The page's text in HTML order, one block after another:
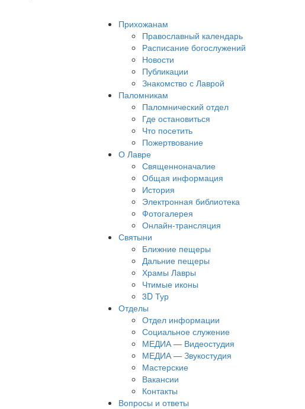
Прихожанам
Православный календарь
Расписание богослужений
Новости
Публикации
Знакомство с Лаврой
Паломникам
Паломнический отдел
Где остановиться
Что посетить
Пожертвование
О Лавре
Священноначалие
Общая информация
История
Электронная библиотека
Фотогалерея
Онлайн-трансляция
Святыни
Ближние пещеры
Дальние пещеры
Храмы Лавры
Чтимые иконы
3D Тур
Отделы
Отдел информации
Социальное служение
МЕДИА — Видеостудия
МЕДИА — Звукостудия
Мастерские
Вакансии
Контакты
Вопросы и ответы